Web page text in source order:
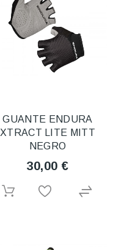
GUANTE ENDURA
XTRACT LITE MITT
NEGRO
30,00 €